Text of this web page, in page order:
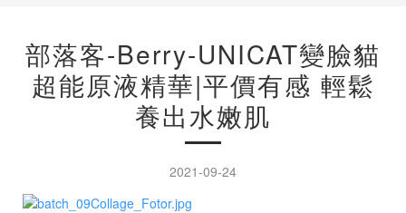
部落客-Berry-UNICAT變臉貓
超能原液精華|平價有感 輕鬆
養出水嫩肌
2021-09-24